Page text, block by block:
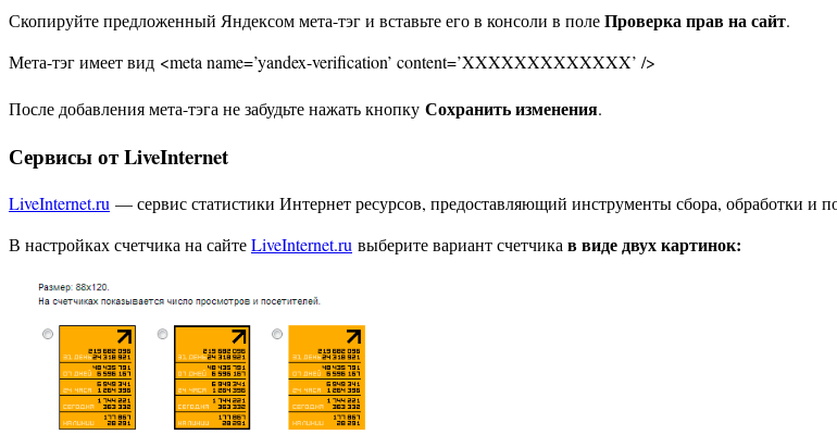
Скопируйте предложенный Яндексом мета-тэг и вставьте его в консоли в полеПроверка прав на сайт.
Мета-тэг имеет вид <meta name=’yandex-verification’ content=’XXXXXXXXXXXXX’ />
После добавления мета-тэга не забудьте нажать кнопку Сохранить изменения.
Сервисы от LiveInternet
LiveInternet.ru — сервис статистики Интернет ресурсов, предоставляющий инструменты сбора, обработки и
В настройках счетчика на сайтеLiveInternet.ru выберите вариант счетчика в виде двух картинок: